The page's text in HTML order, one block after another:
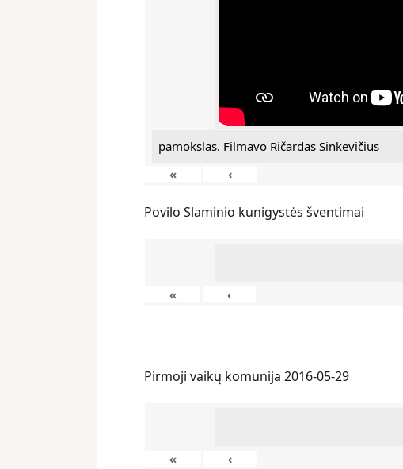
pamokslas. Filmavo Ričardas Sinkevičius
«
‹
Povilo Slaminio kunigystės šventimai
« ‹
Pirmoji vaikų komunija 2016-05-29
« ‹